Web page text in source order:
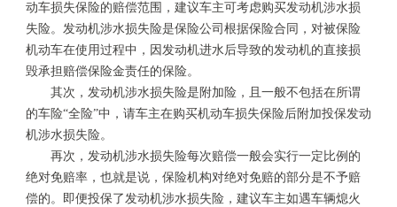
动车损失保险的赔偿范围，建议车主可考虑购买发动机涉水损
失险。发动机涉水损失险是保险公司根据保险合同，对被保险
机动车在使用过程中，因发动机进水后导致的发动机的直接损
毁承担赔偿保险金责任的保险。
其次，发动机涉水损失险是附加险，且一般不包括在所谓
的车险“全险”中，请车主在购买机动车损失保险后附加投保发动
机涉水损失险。
再次，发动机涉水损失险每次赔偿一般会实行一定比例的
绝对免赔率，也就是说，保险机构对绝对免赔的部分是不予赔
偿的。即便投保了发动机涉水损失险，建议车主如遇车辆熄火